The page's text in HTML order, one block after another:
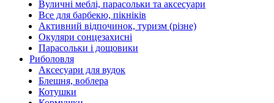
Вуличні меблі, парасольки та аксесуари
Все для барбекю, пікніків
Активний відпочинок, туризм (різне)
Окуляри сонцезахисні
Парасольки і дощовики
Риболовля
Аксесуари для вудок
Блешня, воблера
Котушки